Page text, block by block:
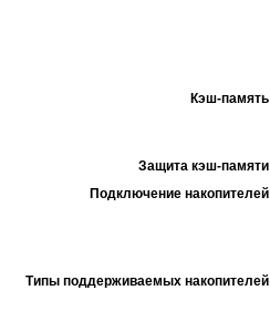
Кэш-память
Защита кэш-памяти
Подключение накопителей
Типы поддерживаемых накопителей